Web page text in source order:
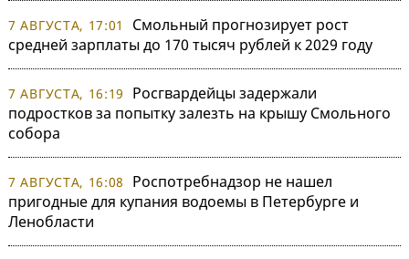
7 АВГУСТА, 17:01
Смольный прогнозирует рост
средней зарплаты до 170 тысяч рублей к 2029 году
7 АВГУСТА, 16:19
Росгвардейцы задержали
подростков за попытку залезть на крышу Смольного
собора
7 АВГУСТА, 16:08
Роспотребнадзор не нашел
пригодные для купания водоемы в Петербурге и
Ленобласти